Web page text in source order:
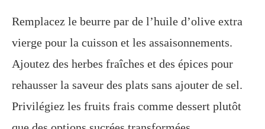
Remplacez le beurre par de l’huile d’olive extra
vierge pour la cuisson et les assaisonnements.
Ajoutez des herbes fraîches et des épices pour
rehausser la saveur des plats sans ajouter de sel.
Privilégiez les fruits frais comme dessert plutôt